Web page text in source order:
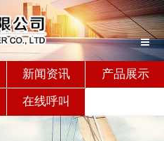
新闻资讯 产品展示
在线呼叫